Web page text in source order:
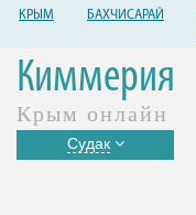
КРЫМ БАХЧИСАРАЙ
Киммерия
Крым онлайн
Судак